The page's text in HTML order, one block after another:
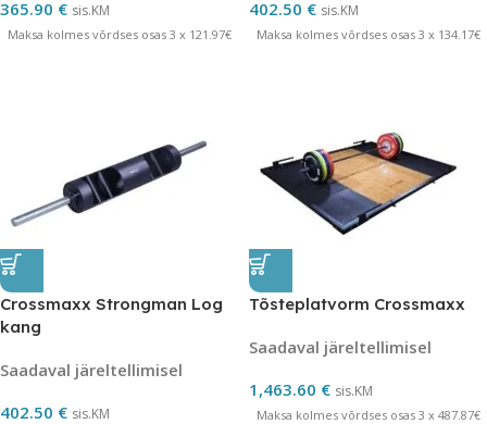
365.90 € sis.KM
Maksa kolmes võrdses osas 3 x 121.97€
402.50 € sis.KM
Maksa kolmes võrdses osas 3 x 134.17€
Crossmaxx Strongman Log
kang
Saadaval järeltellimisel
402.50 € sis.KM
Tõsteplatvorm Crossmaxx
Saadaval järeltellimisel
1,463.60 € sis.KM
Maksa kolmes võrdses osas 3 x 487.87€